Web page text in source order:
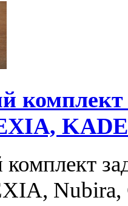
Nubira,